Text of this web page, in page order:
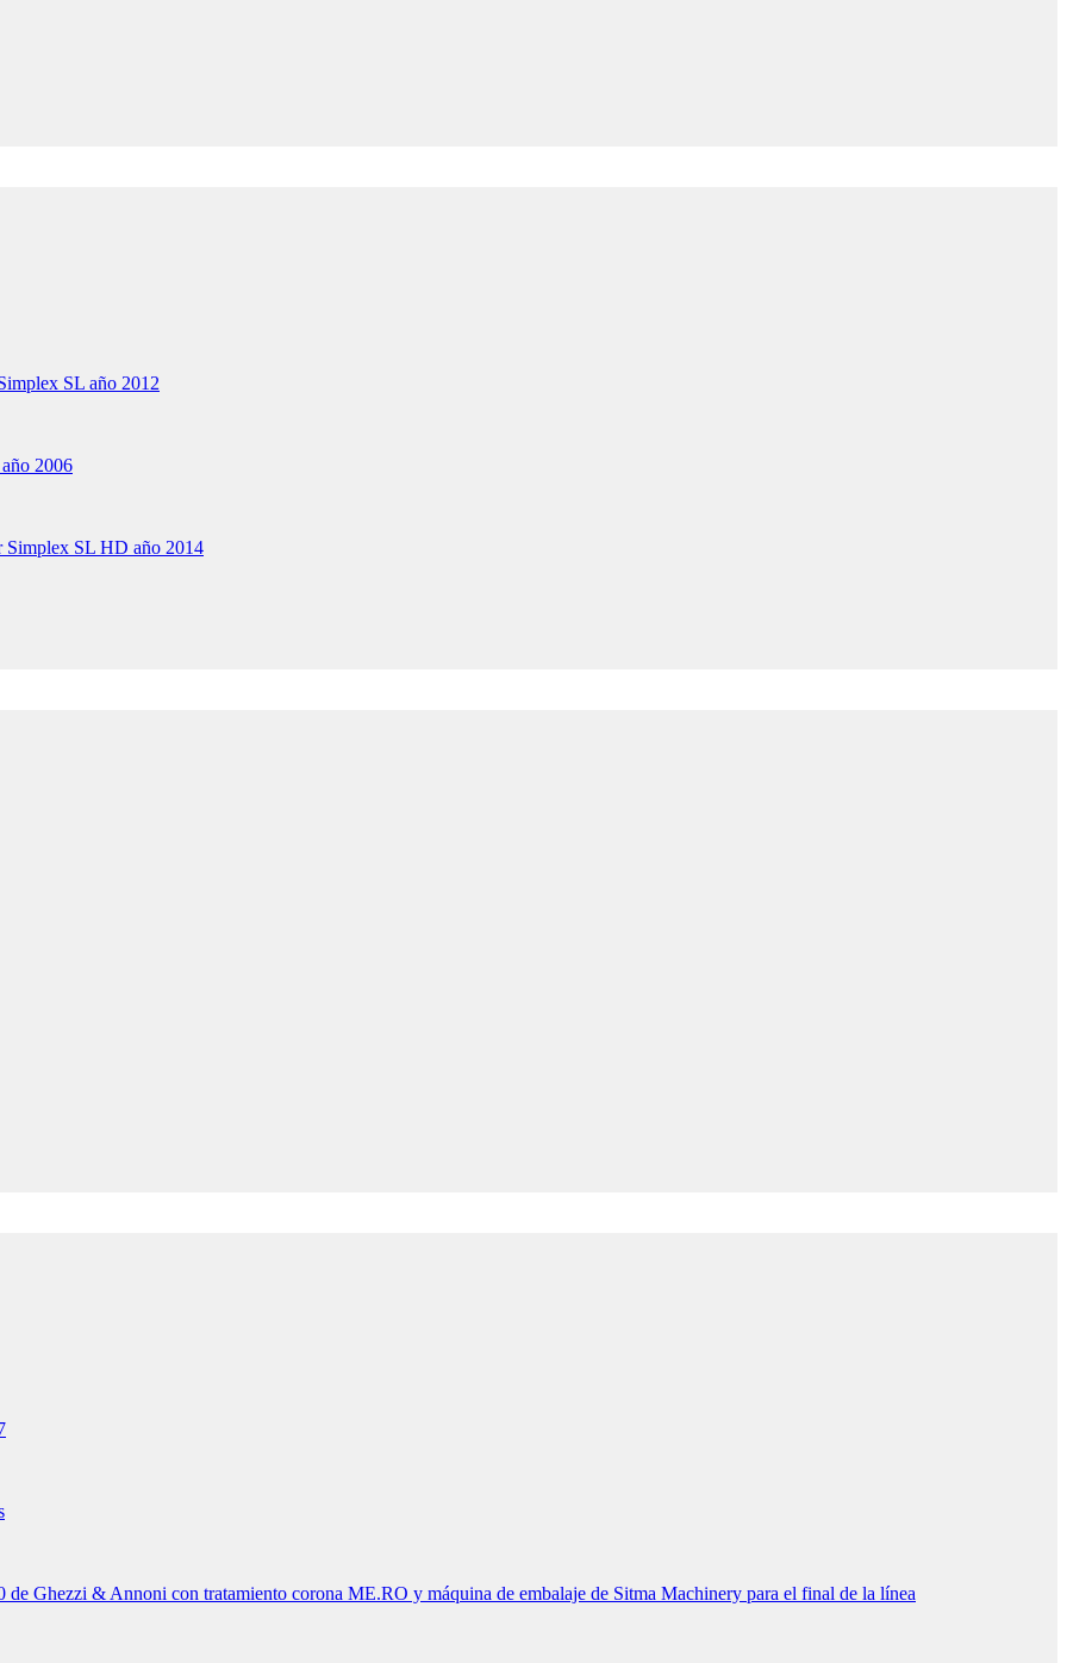
SL año 2012
2006
Simplex SL HD año 2014
Ghezzi & Annoni con tratamiento corona ME.RO y máquina de embalaje de Sitma Machinery para el final de la línea